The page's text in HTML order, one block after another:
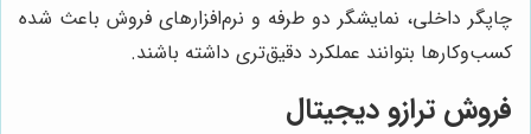
چاپگر داخلی، نمایشگر دو طرفه و نرم‌افزارهای فروش باعث شده
کسب‌وکارها بتوانند عملکرد دقیق‌تری داشته باشند.
فروش ترازو دیجیتال